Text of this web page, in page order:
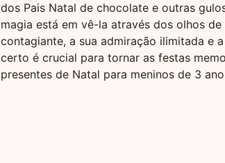
dos Pais Natal de chocolate e outras
magia está em vê-la através dos olhos
contagiante, a sua admiração ilimitada e
certo é crucial para tornar as festas
presentes de Natal para meninos de 3